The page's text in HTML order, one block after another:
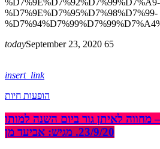
%D7%9E%D7%95%D7%98%D7%99-
todaySeptember 23, 2020 65
insert_link
הופעות חיות
מחווה לאיתן גור ביום השנה למותו
23/9/20. מגיש: אביעד מן